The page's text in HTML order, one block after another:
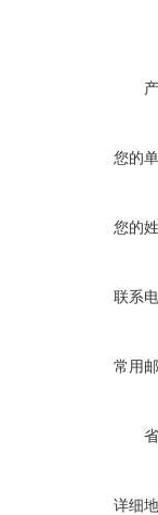
您的
您的
联系
常用
详细